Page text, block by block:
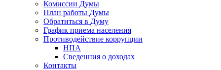
Комиссии Думы
План работы Думы
Обратиться в Думу
График приема населения
Противодействие коррупции
НПА
Сведенния о доходах
Контакты